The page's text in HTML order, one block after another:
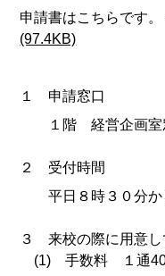
申請書はこちらで
(97.4KB)
１ 申請窓口
１階 経営企画室
２ 受付時間
平日８時３０分か
３ 来校の際に用意し
(1) 手数料 １通